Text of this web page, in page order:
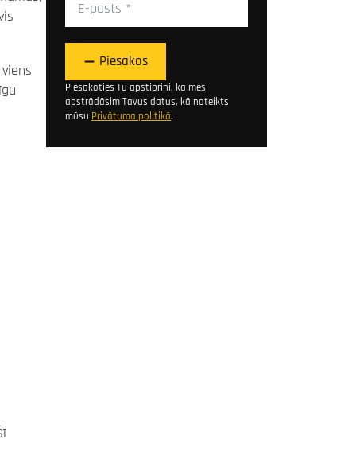
pasts
*
Piesakos
Piesakoties Tu apstiprini, ka mēs
apstrādāsim Tavus datus, kā noteikts
mūsu Privātuma politikā.